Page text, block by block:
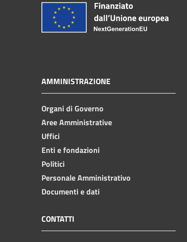
AMMINISTRAZIONE
Organi di Governo
Aree Amministrative
Uffici
Enti e fondazioni
Politici
Personale Amministrativo
Documenti e dati
CONTATTI